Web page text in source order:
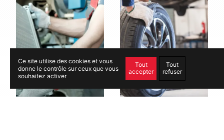
Ce site utilise des cookies et vous
donne le contrôle sur ceux que vous
souhaitez activer
Tout
accepter
Tout
refuser